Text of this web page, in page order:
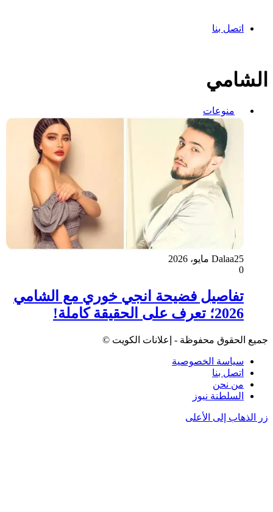
اتصل بنا
الشامي
منوعات
Dalaa25 مايو، 2026
0
تفاصيل فضيحة انجي خوري مع الشامي
2026؛ تعرف على الحقيقة كاملة!
جميع الحقوق محفوظة - إعلانات الكويت ©
سياسة الخصوصية
اتصل بنا
من نحن
السلطنة نيوز
زر الذهاب إلى الأعلى